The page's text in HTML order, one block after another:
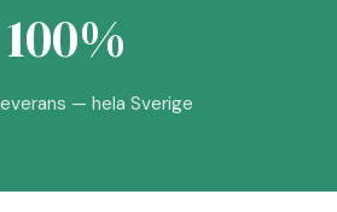
100%
— hela Sverige